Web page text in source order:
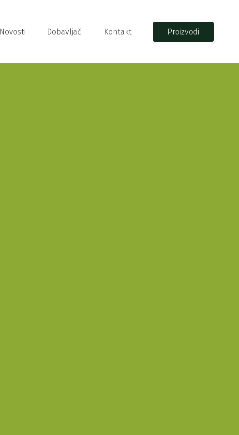
Novosti Dobavljači Kontakt Proizvodi